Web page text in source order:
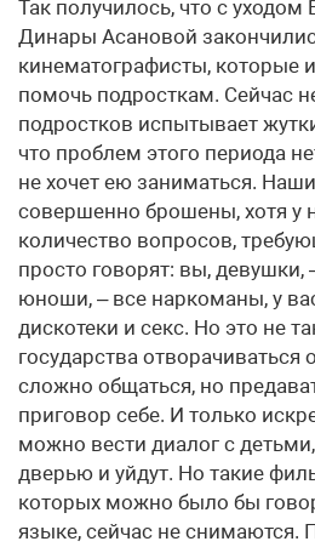
Так получилось, что с
Динары Асановой
кинематографисты, которые
помочь подросткам. Сейчас
подростков испытывает
что проблем этого периода
не хочет ею заниматься.
совершенно брошены, хотя у
количество вопросов,
просто говорят: вы, девушки,
юноши, – все наркоманы, у
дискотеки и секс. Но это не
государства отворачиваться
сложно общаться, но
приговор себе. И только
можно вести диалог с
дверью и уйдут. Но такие
которых можно было бы
языке, сейчас не снимаются.